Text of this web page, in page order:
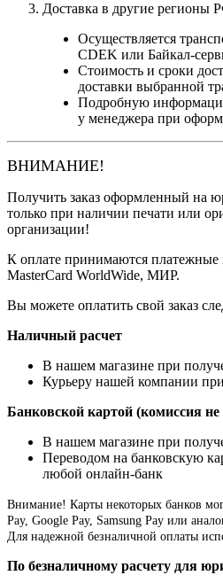
Доставка в другие регионы
Осуществляется
CDEK или Байкал-
Стоимость и сроки
доставки выбранной
Подробную
у менеджера при
ВНИМАНИЕ!
Получить заказ оформленный на
только при наличии печати или
организации!
К оплате принимаются
MasterCard WorldWide, МИР.
Вы можете оплатить свой заказ
Наличный расчет
В нашем магазине при
Курьеру нашей компании
Банковской картой (комиссия
В нашем магазине при
Переводом на банковскую
любой онлайн-банк
Внимание! Карты некоторых банков
Pay, Google Pay, Samsung Pay или
Для надежной безналичной оплаты
По безналичному расчету для